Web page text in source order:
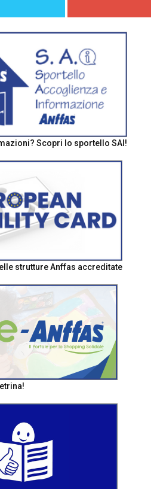
Scopri lo sportello SAI!
strutture Anffas accreditate